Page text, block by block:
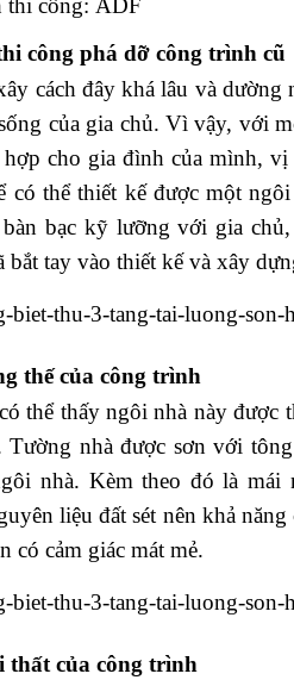
thi công: ADF
công phá dỡ công trình cũ
cách đây khá lâu và
của gia chủ. Vì vậy, với
cho gia đình của mình,
có thể thiết kế được một
bạc kỹ lưỡng với gia
bắt tay vào thiết kế và xây
thế của công trình
thể thấy ngôi nhà này được
Tường nhà được sơn với
nhà. Kèm theo đó là mái
liệu đất sét nên khả
có cảm giác mát mẻ.
thất của công trình